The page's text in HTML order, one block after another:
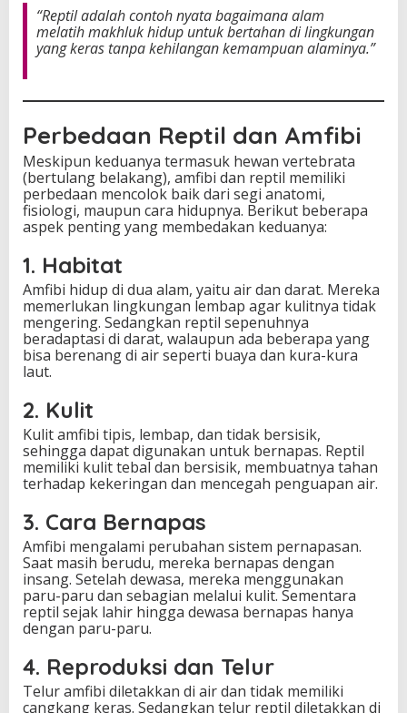
“Reptil adalah contoh nyata bagaimana alam
melatih makhluk hidup untuk bertahan di lingkungan
yang keras tanpa kehilangan kemampuan alaminya.”
Perbedaan Reptil dan Amfibi
Meskipun keduanya termasuk hewan vertebrata
(bertulang belakang), amfibi dan reptil memiliki
perbedaan mencolok baik dari segi anatomi,
fisiologi, maupun cara hidupnya. Berikut beberapa
aspek penting yang membedakan keduanya:
1. Habitat
Amfibi hidup di dua alam, yaitu air dan darat. Mereka
memerlukan lingkungan lembap agar kulitnya tidak
mengering. Sedangkan reptil sepenuhnya
beradaptasi di darat, walaupun ada beberapa yang
bisa berenang di air seperti buaya dan kura-kura
laut.
2. Kulit
Kulit amfibi tipis, lembap, dan tidak bersisik,
sehingga dapat digunakan untuk bernapas. Reptil
memiliki kulit tebal dan bersisik, membuatnya tahan
terhadap kekeringan dan mencegah penguapan air.
3. Cara Bernapas
Amfibi mengalami perubahan sistem pernapasan.
Saat masih berudu, mereka bernapas dengan
insang. Setelah dewasa, mereka menggunakan
paru-paru dan sebagian melalui kulit. Sementara
reptil sejak lahir hingga dewasa bernapas hanya
dengan paru-paru.
4. Reproduksi dan Telur
Telur amfibi diletakkan di air dan tidak memiliki
cangkang keras. Sedangkan telur reptil diletakkan di